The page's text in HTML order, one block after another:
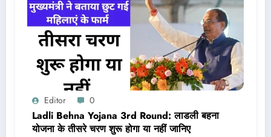
Editor 0
Ladli Behna Yojana 3rd Round: लाडली बहना
योजना के तीसरे चरण शुरू होगा या नहीं जानिए